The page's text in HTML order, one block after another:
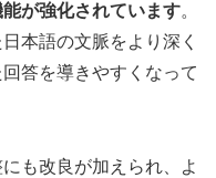
が強化されています。
本語の文脈をより深く
答を導きやすくなって
も改良が加えられ、よ